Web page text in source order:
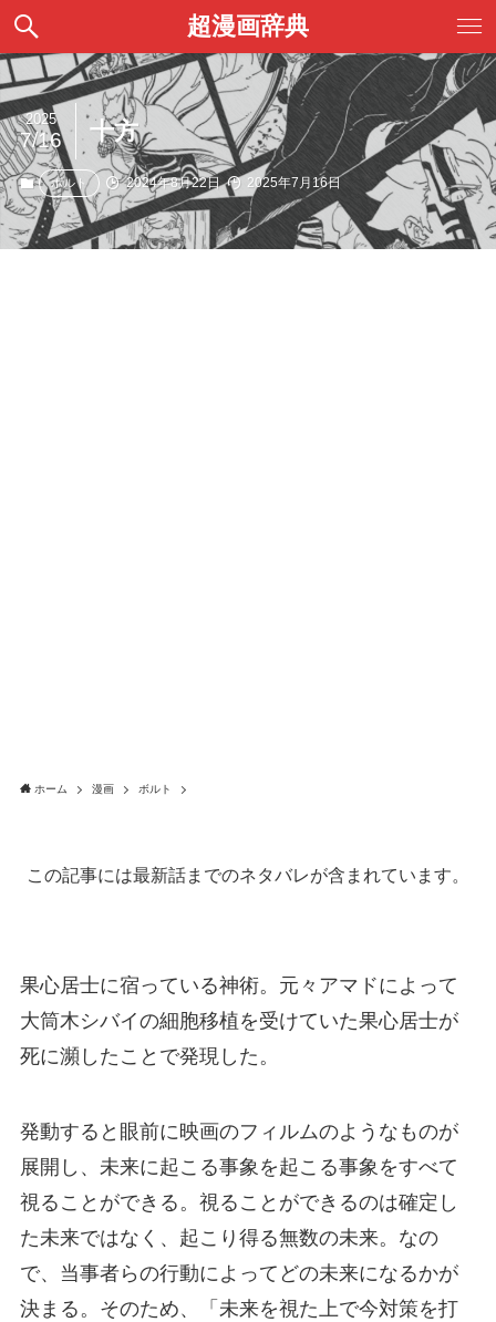
超漫画辞典
十方
2025
7/16
ボルト 2024年8月22日 2025年7月16日
ホーム 漫画 ボルト
この記事には最新話までのネタバレが含まれています。
果心居士に宿っている神術。元々アマドによって
大筒木シバイの細胞移植を受けていた果心居士が
死に瀕したことで発現した。
発動すると眼前に映画のフィルムのようなものが
展開し、未来に起こる事象を起こる事象をすべて
視ることができる。視ることができるのは確定し
た未来ではなく、起こり得る無数の未来。なの
で、当事者らの行動によってどの未来になるかが
決まる。そのため、「未来を視た上で今対策を打